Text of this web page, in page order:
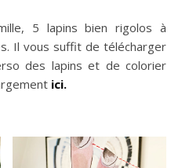
5 lapins bien rigolos à
Il vous suffit de télécharger
des lapins et de colorier
ici.